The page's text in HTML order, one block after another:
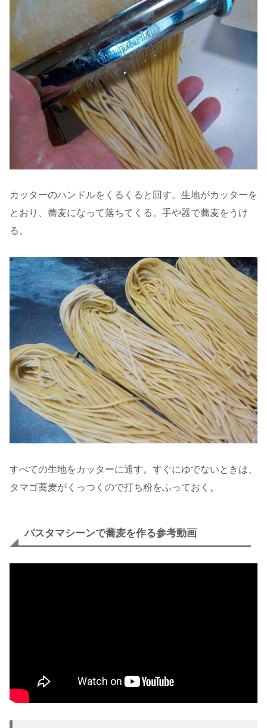
カッターのハンドルをくるくると回す。生地がカッターを
とおり、蕎麦になって落ちてくる。手や器で蕎麦をうけ
る。
すべての生地をカッターに通す。すぐにゆでないときは、
タマゴ蕎麦がくっつくので打ち粉をふっておく。
パスタマシーンで蕎麦を作る参考動画